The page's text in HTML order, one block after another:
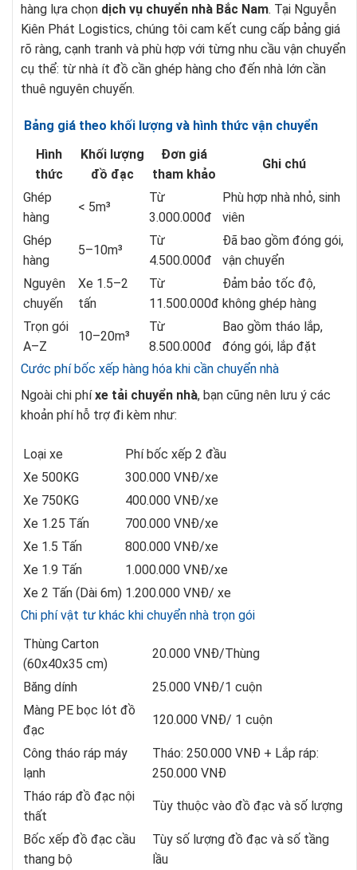
hàng lựa chọn dịch vụ chuyển nhà Bắc Nam. Tại Nguyễn
Kiên Phát Logistics, chúng tôi cam kết cung cấp bảng giá
rõ ràng, cạnh tranh và phù hợp với từng nhu cầu vận chuyển
cụ thể: từ nhà ít đồ cần ghép hàng cho đến nhà lớn cần
thuê nguyên chuyến.
Bảng giá theo khối lượng và hình thức vận chuyển
Hình
thức
Khối lượng
đồ đạc
Đơn giá
tham khảo
Ghi chú
Ghép
hàng
< 5m³
Từ
3.000.000đ
Phù hợp nhà nhỏ, sinh
viên
Ghép
hàng
5–10m³
Từ
4.500.000đ
Đã bao gồm đóng gói,
vận chuyển
Nguyên
chuyến
Xe 1.5–2
tấn
Từ
11.500.000đ
Đảm bảo tốc độ,
không ghép hàng
Trọn gói
A–Z
10–20m³
Từ
8.500.000đ
Bao gồm tháo lắp,
đóng gói, lắp đặt
Cước phí bốc xếp hàng hóa khi cần chuyển nhà
Ngoài chi phíxe tải chuyển nhà, bạn cũng nên lưu ý các
khoản phí hỗ trợ đi kèm như:
Loại xe
Phí bốc xếp 2 đầu
Xe 500KG
300.000 VNĐ/xe
Xe 750KG
400.000 VNĐ/xe
Xe 1.25 Tấn
700.000 VNĐ/xe
Xe 1.5 Tấn
800.000 VNĐ/xe
Xe 1.9 Tấn
1.000.000 VNĐ/xe
Xe 2 Tấn (Dài 6m) 1.200.000 VNĐ/ xe
Chi phí vật tư khác khi chuyển nhà trọn gói
Thùng Carton
(60x40x35 cm)
20.000 VNĐ/Thùng
Băng dính
25.000 VNĐ/1 cuộn
Màng PE bọc lót đồ
đạc
120.000 VNĐ/ 1 cuộn
Công tháo ráp máy
lạnh
Tháo: 250.000 VNĐ + Lắp ráp:
250.000 VNĐ
Tháo ráp đồ đạc nội
thất
Tùy thuộc vào đồ đạc và số lượng
Bốc xếp đồ đạc cầu
thang bộ
Tùy số lượng đồ đạc và số tầng
lầu